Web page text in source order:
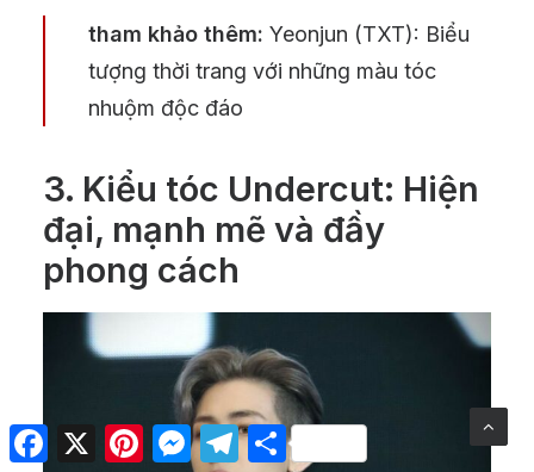
tham khảo thêm: Yeonjun (TXT): Biểu
tượng thời trang với những màu tóc
nhuộm độc đáo
3. Kiểu tóc Undercut: Hiện
đại, mạnh mẽ và đầy
phong cách
Facebook
X PinterestMessenger
Telegram
Share